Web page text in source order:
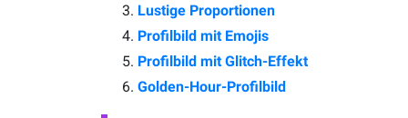
Lustige Proportionen
Profilbild mit Emojis
Profilbild mit Glitch-Effekt
Golden-Hour-Profilbild